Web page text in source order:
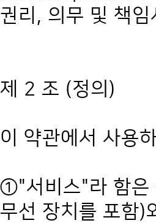
권리, 의무 및 책
제 2 조 (정의)
이 약관에서 사용
①"서비스"라 함은
무선 장치를 포함